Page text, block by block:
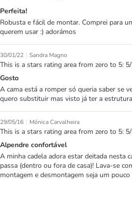
Perfeita!
Robusta e fácil de montar. Comprei para
querem usar :) adorámos
30/01/22 | Sandra Magno
This is a stars rating area from zero to 5:
Gosto
A cama está a romper só queria saber se
quero substituir mas visto já ter a
29/05/16 | Mónica Carvalheira
This is a stars rating area from zero to 5:
Alpendre confortável
A minha cadela adora estar deitada nesta
passa (dentro ou fora de casa)! Lava-se
montagem e desmontagem seja um